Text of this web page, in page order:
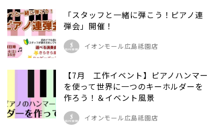
「スタッフと一緒に弾こう！ピアノ連
弾会」開催！
イオンモール広島祗園店
【7月 工作イベント】ピアノハンマー
を使って世界に一つのキーホルダーを
作ろう！＆イベント風景
イオンモール広島祗園店